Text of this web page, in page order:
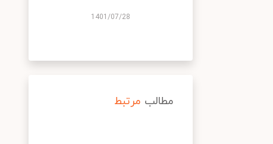
1401/07/28
مطالب مرتبط